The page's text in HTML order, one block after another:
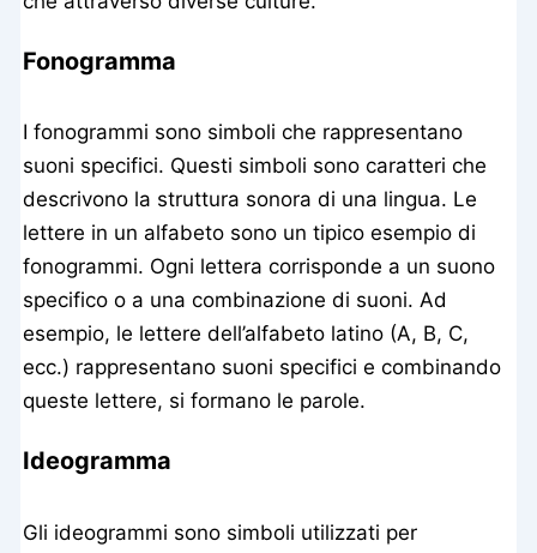
Fonogramma
I fonogrammi sono simboli che rappresentano
suoni specifici. Questi simboli sono caratteri che
descrivono la struttura sonora di una lingua. Le
lettere in un alfabeto sono un tipico esempio di
fonogrammi. Ogni lettera corrisponde a un suono
specifico o a una combinazione di suoni. Ad
esempio, le lettere dell’alfabeto latino (A, B, C,
ecc.) rappresentano suoni specifici e combinando
queste lettere, si formano le parole.
Ideogramma
Gli ideogrammi sono simboli utilizzati per